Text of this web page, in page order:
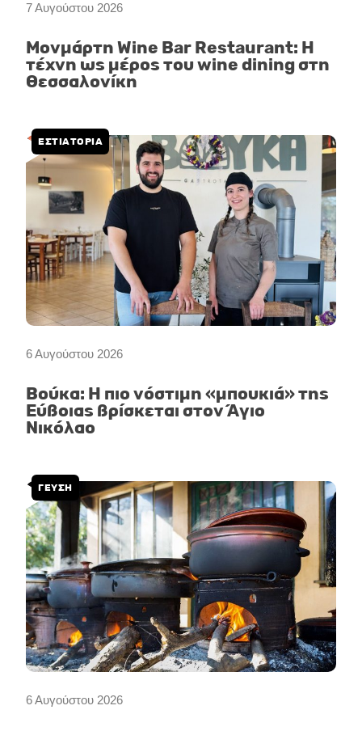
7 Αυγούστου 2026
Μονμάρτη Wine Bar Restaurant: Η
τέχνη ως μέρος του wine dining στη
Θεσσαλονίκη
6 Αυγούστου 2026
ΕΣΤΙΑΤΟΡΙΑ
Βούκα: Η πιο νόστιμη «μπουκιά» της
Εύβοιας βρίσκεται στον Άγιο
Νικόλαο
6 Αυγούστου 2026
ΓΕΥΣΗ